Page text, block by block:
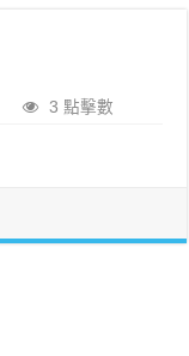
3 點擊數